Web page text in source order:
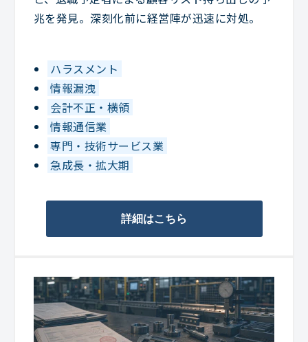
兆を発見。深刻化前に経営陣が迅速に対処。
ハラスメント
情報漏洩
会計不正・横領
情報通信業
専門・技術サービス業
急成長・拡大期
詳細はこちら